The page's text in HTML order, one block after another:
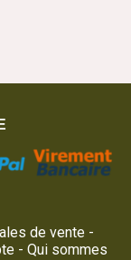
de vente
Qui sommes